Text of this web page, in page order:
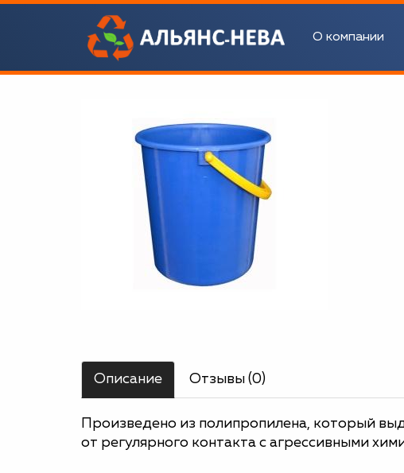
О компании
Описание Отзывы (0)
Произведено из полипропилена, который
от регулярного контакта с агрессивными